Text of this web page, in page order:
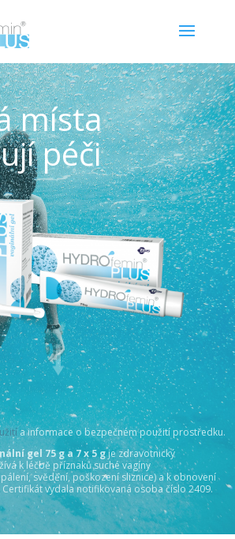
místa
péči
⭣
a informace o bezpečném použití prostředku.
gel 75 g a 7 x 5 gje zdravotnický
k léčbě příznaků suché vagíny
svědění, poškození sliznice) a k obnovení
vydala notifikovaná osoba číslo 2409.